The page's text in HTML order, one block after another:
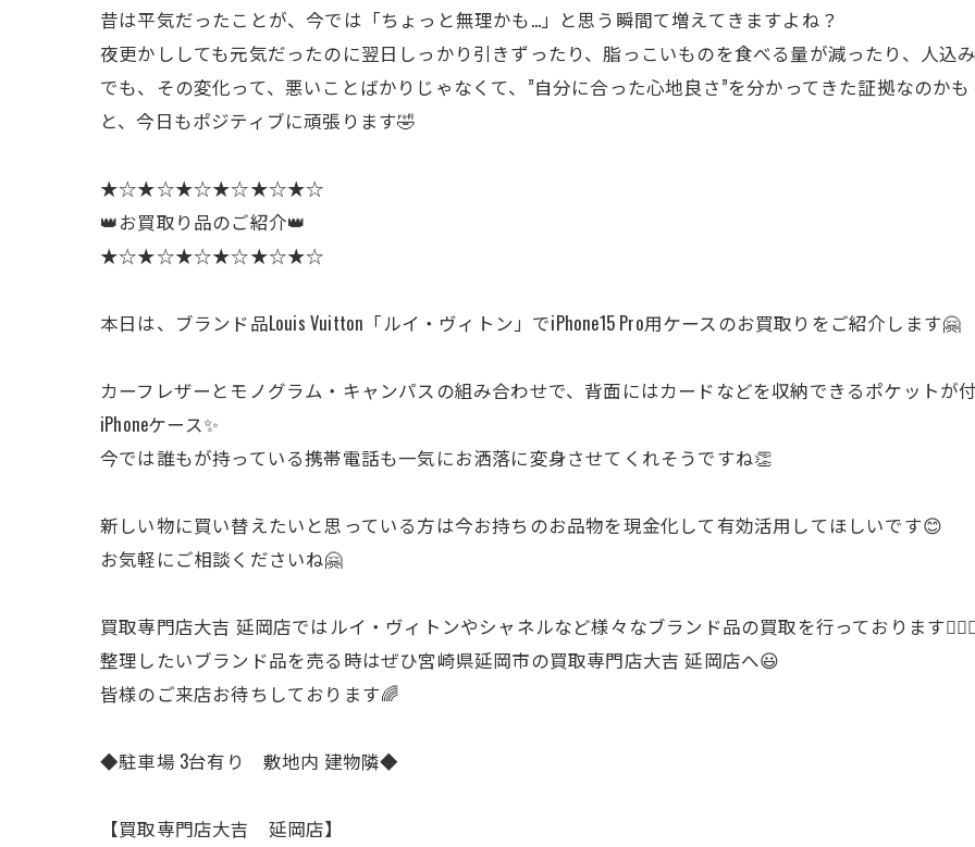
昔は平気だったことが、今では「ちょっと無理かも…」と思う瞬間て増えてきますよね？
夜更かししても元気だったのに翌日しっかり引きずったり、脂っこいものを食べる量が減ったり、人込
でも、その変化って、悪いことばかりじゃなくて、”自分に合った心地良さ”を分かってきた証拠なのかも
と、今日もポジティブに頑張ります🤣
★☆★☆★☆★☆★☆★☆
👑お買取り品のご紹介👑
★☆★☆★☆★☆★☆★☆
本日は、ブランド品Louis Vuitton「ルイ・ヴィトン」でiPhone15 Pro用ケースのお買取りをご紹介します🤗
カーフレザーとモノグラム・キャンパスの組み合わせで、背面にはカードなどを収納できるポケットが
iPhoneケース✨
今では誰もが持っている携帯電話も一気にお洒落に変身させてくれそうですね👏
新しい物に買い替えたいと思っている方は今お持ちのお品物を現金化して有効活用してほしいです😊
お気軽にご相談くださいね🤗
買取専門店大吉 延岡店ではルイ・ヴィトンやシャネルなど様々なブランド品の買取を行っております
整理したいブランド品を売る時はぜひ宮崎県延岡市の買取専門店大吉 延岡店へ😃
皆様のご来店お待ちしております🌈
◆駐車場 3台有り 敷地内 建物隣◆
【買取専門店大吉 延岡店】